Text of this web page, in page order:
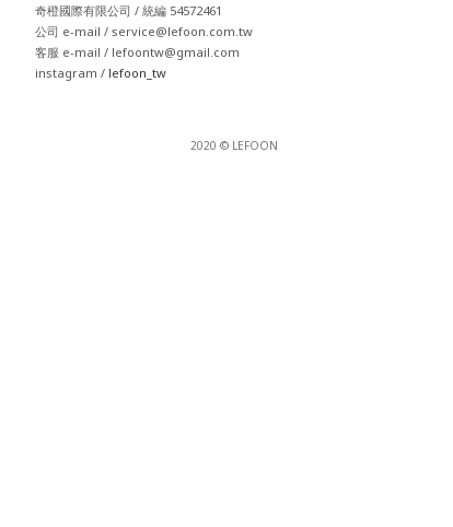
奇橙國際有限公司 / 統編 54572461
公司 e-mail / service@lefoon.com.tw
客服 e-mail / lefoontw@gmail.com
instagram / lefoon_tw
2020 © LEFOON